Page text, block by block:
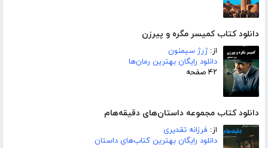
دانلود کتاب کمیسر مگره و پیرزن
از:ژرژ سیمنون
دانلود رایگان بهترین رمان‌ها
۴۲ صفحه
دانلود کتاب مجموعه داستان‌های دقیقه‌هام
از: فرزانه تقدیری
دانلود رایگان بهترین کتاب‌های داستان